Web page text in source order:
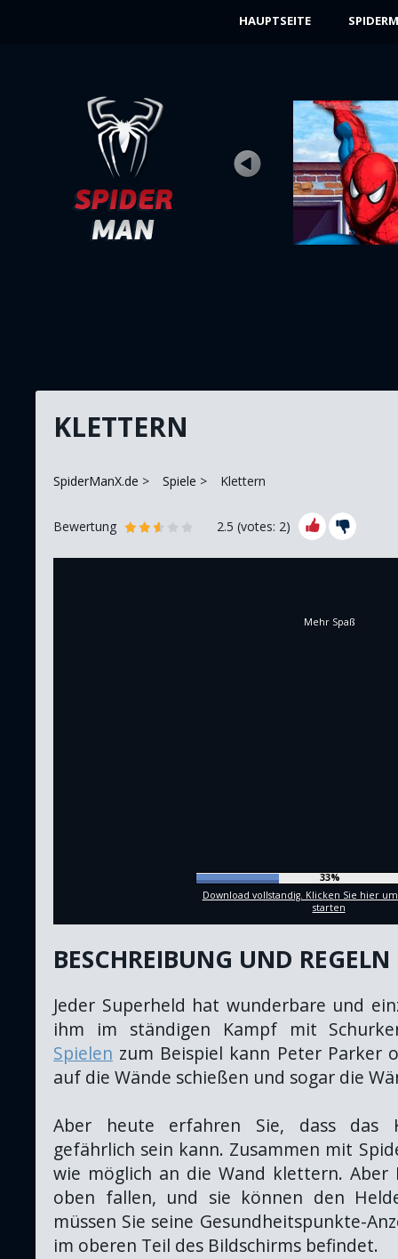
HAUPTSEITE
GRUNER KOBOLD
Bewertung
Ein weiteres Treffen mit dem schrecklichen
Grünen Kobold kann für Spiderman schlecht
JETZT SPIELEN
KLETTERN
SpiderManX.de Spiele Klettern
Bewertung 2.5 (votes: 2)
Mehr Spaß
35%
Download vollstandig. Klicken Sie hier
starten
BESCHREIBUNG UND REGELN
Jeder Superheld hat wunderbare und
ihm im ständigen Kampf mit
Spielen zum Beispiel kann Peter Parker
auf die Wände schießen und sogar die
Aber heute erfahren Sie, dass das
gefährlich sein kann. Zusammen mit
wie möglich an die Wand klettern. Aber
oben fallen, und sie können den
müssen Sie seine Gesundheitspunkte-
im oberen Teil des Bildschirms befindet.